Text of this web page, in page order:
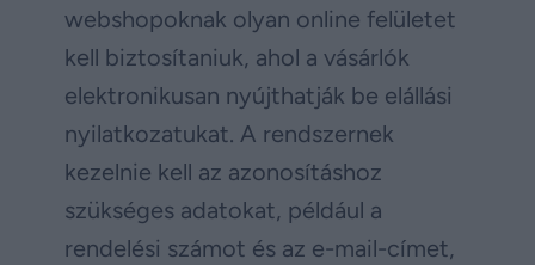
webshopoknak olyan online felületet
kell biztosítaniuk, ahol a vásárlók
elektronikusan nyújthatják be elállási
nyilatkozatukat. A rendszernek
kezelnie kell az azonosításhoz
szükséges adatokat, például a
rendelési számot és az e-mail-címet,